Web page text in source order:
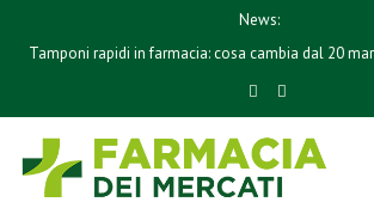
News:
Tamponi rapidi in farmacia: cosa cambia dal 20